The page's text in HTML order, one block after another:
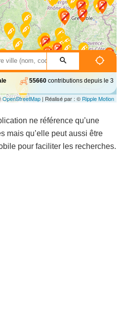
ne référence qu’une
mais qu’elle peut aussi être
pour faciliter les recherches.